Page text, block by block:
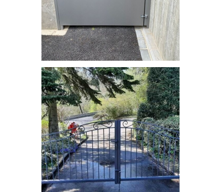
Portail manuel avec ouverture automatique de type
"digicode"